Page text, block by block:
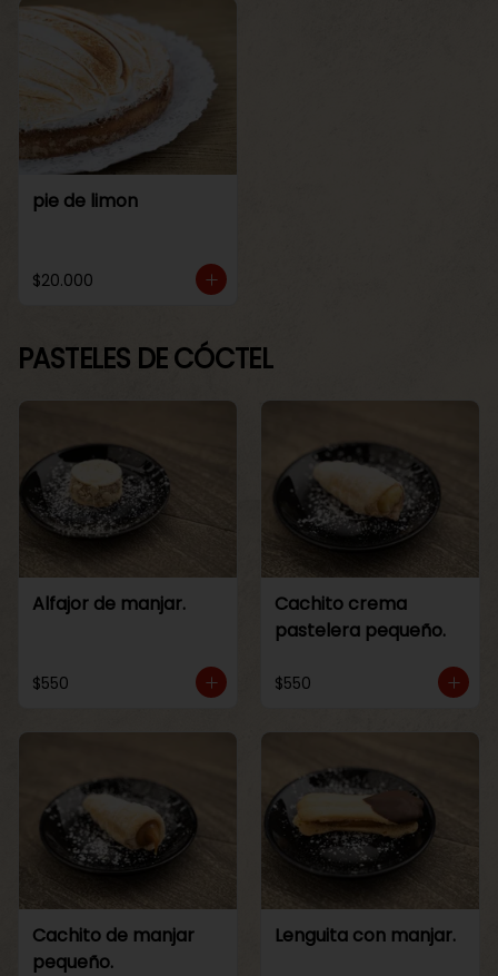
pie de limon
$20.000
PASTELES DE CÓCTEL
Alfajor de manjar.
$550
Cachito crema
pastelera pequeño.
$550
Cachito de manjar
pequeño.
Lenguita con manjar.